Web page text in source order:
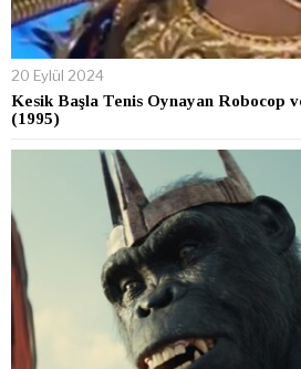
20 Eylül 2024
Kesik Başla Tenis Oynayan Robocop
(1995)